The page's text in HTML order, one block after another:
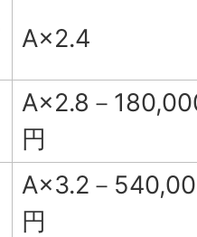
A×2.4
A×2.8－
円
A×3.2－
円